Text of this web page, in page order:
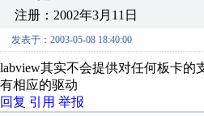
注册：2002年3月11日
发表于：2003-05-08 18:40:00
labview其实不会提供对任何板卡的
有相应的驱动
回复 引用 举报